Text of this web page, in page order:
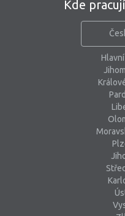
Kde